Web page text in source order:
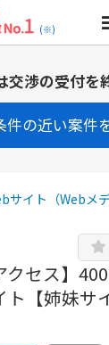
(※)
交渉の受付を
件の近い案件
サイト（Webメデ
クセス】
ト【姉妹サ